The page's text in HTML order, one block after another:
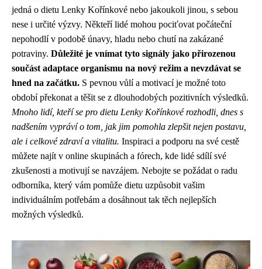
jedná o dietu Lenky Kořínkové nebo jakoukoli jinou, s sebou
nese i určité výzvy. Někteří lidé mohou pociťovat počáteční
nepohodlí v podobě únavy, hladu nebo chutí na zakázané
potraviny. Důležité je vnímat tyto signály jako přirozenou
součást adaptace organismu na nový režim a nevzdávat se
hned na začátku. S pevnou vůlí a motivací je možné toto
období překonat a těšit se z dlouhodobých pozitivních výsledků.
Mnoho lidí, kteří se pro dietu Lenky Kořínkové rozhodli, dnes s
nadšením vypráví o tom, jak jim pomohla zlepšit nejen postavu,
ale i celkové zdraví a vitalitu. Inspiraci a podporu na své cestě
můžete najít v online skupinách a fórech, kde lidé sdílí své
zkušenosti a motivují se navzájem. Nebojte se požádat o radu
odborníka, který vám pomůže dietu uzpůsobit vašim
individuálním potřebám a dosáhnout tak těch nejlepších
možných výsledků.